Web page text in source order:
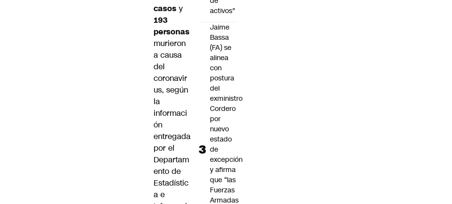
casos y
193
personas
murieron
a causa
del
coronavir
us, según
la
informaci
ón
entregada
por el
Departam
ento de
Estadístic
a e
activos"
Jaime
Bassa
(FA) se
alinea
con
postura
del
exministro
Cordero
por
nuevo
estado
de
excepción
y afirma
que “las
Fuerzas
Armadas